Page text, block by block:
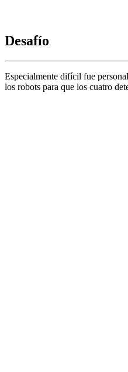
Desafío
Especialmente difícil fue
los robots para que los cuatro